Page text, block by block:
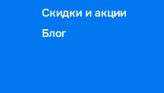
Скидки и акции
Блог